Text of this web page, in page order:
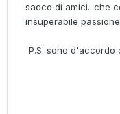
sacco di amici...che
insuperabile
P.S. sono d'accordo